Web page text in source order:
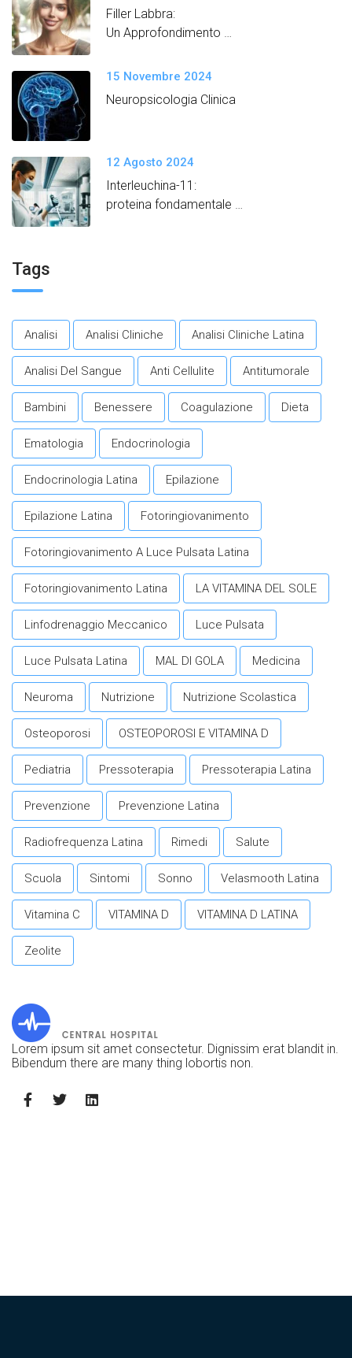
Filler Labbra:
Un Approfondimento
15 Novembre 2024
Neuropsicologia Clinica
12 Agosto 2024
Interleuchina-11:
proteina fondamentale
Tags
Analisi Analisi Cliniche Analisi Cliniche Latina
Analisi Del Sangue Anti Cellulite Antitumorale
Bambini Benessere Coagulazione Dieta
Ematologia Endocrinologia
Endocrinologia Latina Epilazione
Epilazione Latina Fotoringiovanimento
Fotoringiovanimento A Luce Pulsata Latina
Fotoringiovanimento Latina LA VITAMINA DEL SOLE
Linfodrenaggio Meccanico Luce Pulsata
Luce Pulsata Latina MAL DI GOLA Medicina
Neuroma Nutrizione Nutrizione Scolastica
Osteoporosi OSTEOPOROSI E VITAMINA D
Pediatria Pressoterapia Pressoterapia Latina
Prevenzione Prevenzione Latina
Radiofrequenza Latina Rimedi Salute
Scuola Sintomi Sonno Velasmooth Latina
Vitamina C VITAMINA D VITAMINA D LATINA
Zeolite
Lorem ipsum sit amet consectetur. Dignissim erat blandit in.
Bibendum there are many thing lobortis non.